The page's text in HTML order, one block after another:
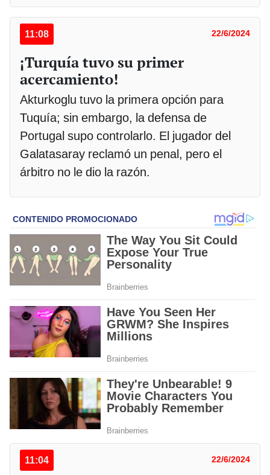
11:08 22/6/2024
¡Turquía tuvo su primer
acercamiento!
Akturkoglu tuvo la primera opción para
Tuquía; sin embargo, la defensa de
Portugal supo controlarlo. El jugador del
Galatasaray reclamó un penal, pero el
árbitro no le dio la razón.
11:04 22/6/2024